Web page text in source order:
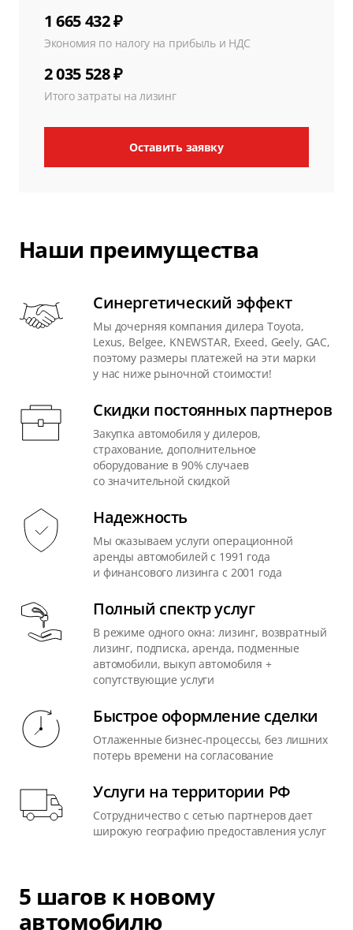
1 665 432 ₽
Экономия по налогу на прибыль и НДС
2 035 528 ₽
Итого затраты на лизинг
Оставить заявку
Наши преимущества
Синергетический эффект
Мы дочерняя компания дилера Toyota,
Lexus, Belgee, KNEWSTAR, Exeed, Geely, GAC,
поэтому размеры платежей на эти марки
у нас ниже рыночной стоимости!
Скидки постоянных партнеров
Закупка автомобиля у дилеров,
страхование, дополнительное
оборудование в 90% случаев
со значительной скидкой
Надежность
Мы оказываем услуги операционной
аренды автомобилей с 1991 года
и финансового лизинга с 2001 года
Полный спектр услуг
В режиме одного окна: лизинг, возвратный
лизинг, подписка, аренда, подменные
автомобили, выкуп автомобиля +
сопутствующие услуги
Быстрое оформление сделки
Отлаженные бизнес-процессы, без лишних
потерь времени на согласование
Услуги на территории РФ
Сотрудничество с сетью партнеров дает
широкую географию предоставления услуг
5 шагов к новому
автомобилю